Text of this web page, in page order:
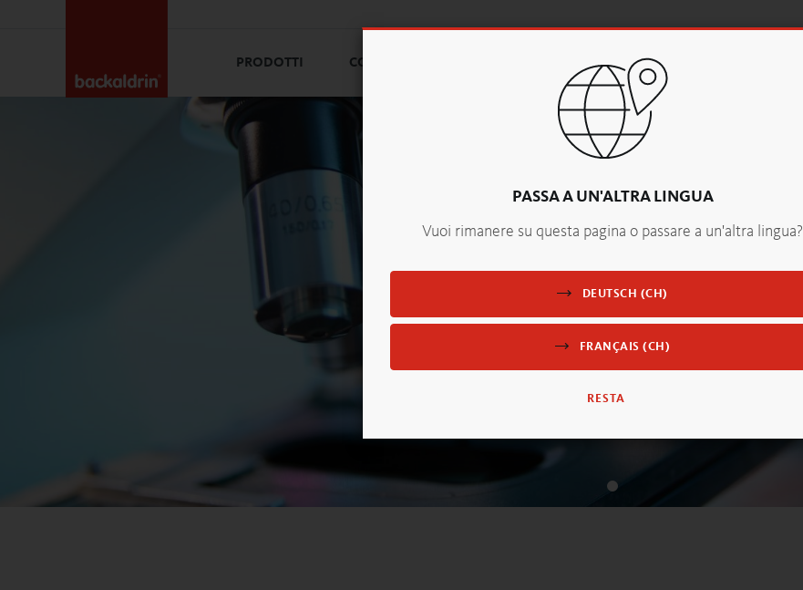
PASSA A UN'ALTRA LINGUA
Vuoi rimanere su questa pagina o passare a un'altra lingua?
DEUTSCH (CH)
FRANÇAIS (CH)
RESTA
PRODOTTI CONOSCENZA QUALITÀ E SERVIZIO AZIENDA